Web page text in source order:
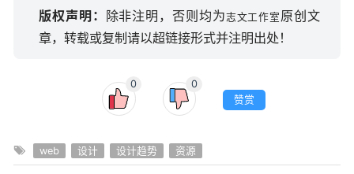
版权声明： 除非注明，否则均为志文工作室 原创文
章，转载或复制请以超链接形式并注明出处！
0
0
赞赏
web 设计 设计趋势 资源